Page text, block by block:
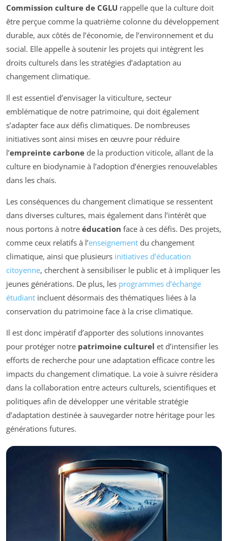
Commission culture de CGLU rappelle que la culture doit
être perçue comme la quatrième colonne du développement
durable, aux côtés de l’économie, de l’environnement et du
social. Elle appelle à soutenir les projets qui intègrent les
droits culturels dans les stratégies d’adaptation au
changement climatique.
Il est essentiel d’envisager la viticulture, secteur
emblématique de notre patrimoine, qui doit également
s’adapter face aux défis climatiques. De nombreuses
initiatives sont ainsi mises en œuvre pour réduire
l’empreinte carbone de la production viticole, allant de la
culture en biodynamie à l’adoption d’énergies renouvelables
dans les chais.
Les conséquences du changement climatique se ressentent
dans diverses cultures, mais également dans l’intérêt que
nous portons à notre éducation face à ces défis. Des projets,
comme ceux relatifs à l’enseignement du changement
climatique, ainsi que plusieurs initiatives d’éducation
citoyenne, cherchent à sensibiliser le public et à impliquer les
jeunes générations. De plus, les programmes d’échange
étudiant incluent désormais des thématiques liées à la
conservation du patrimoine face à la crise climatique.
Il est donc impératif d’apporter des solutions innovantes
pour protéger notre patrimoine culturel et d’intensifier les
efforts de recherche pour une adaptation efficace contre les
impacts du changement climatique. La voie à suivre résidera
dans la collaboration entre acteurs culturels, scientifiques et
politiques afin de développer une véritable stratégie
d’adaptation destinée à sauvegarder notre héritage pour les
générations futures.